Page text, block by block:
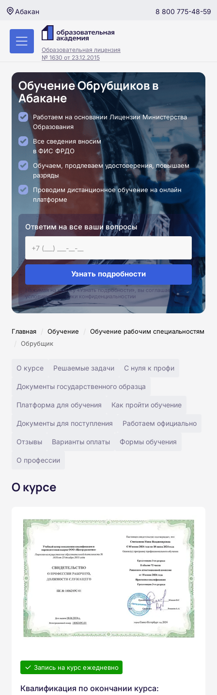
Абакан 8 800 775-48-59
Образовательная лицензия
№ 1630 от 23.12.2015
Обучение Обрубщиков в
Абакане
Работаем на основании Лицензии Министерства
Образования
Все сведения вносим
в ФИС ФРДО
Обучаем, продлеваем удостоверения, повышаем
разряды
Проводим дистанционное обучение на онлайн
платформе
Ответим на все ваши вопросы
Узнать подробности
Нажимая на кнопку «Узнать подробности», вы соглашаетесь с
условиями политики конфиденциальностии
Главная / Обучение / Обучение рабочим специальностям
/ Обрубщик
О курсе Решаемые задачи С нуля к профи
Документы государственного образца
Платформа для обучения Как пройти обучение
Документы для поступления Работаем официально
Отзывы Варианты оплаты Формы обучения
О профессии
О курсе
Запись на курс ежедневно
Квалификация по окончании курса: